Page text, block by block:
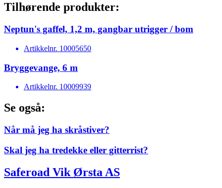
Tilhørende produkter:
Neptun's gaffel, 1,2 m, gangbar utrigger / bom
Artikkelnr. 10005650
Bryggevange, 6 m
Artikkelnr. 10009939
Se også:
Når må jeg ha skråstiver?
Skal jeg ha tredekke eller gitterrist?
Saferoad Vik Ørsta AS